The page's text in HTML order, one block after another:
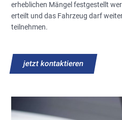
erheblichen Mängel festgestellt
erteilt und das Fahrzeug darf
teilnehmen.
jetzt kontaktieren